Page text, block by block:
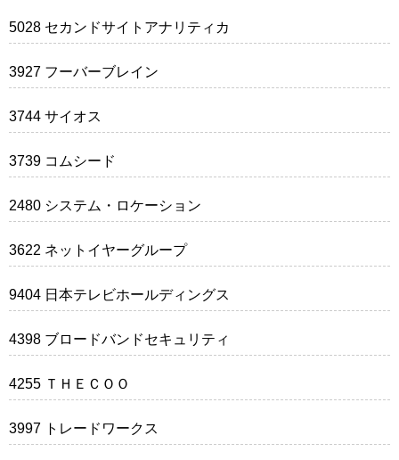
5028 セカンドサイトアナリティカ
3927 フーバーブレイン
3744 サイオス
3739 コムシード
2480 システム・ロケーション
3622 ネットイヤーグループ
9404 日本テレビホールディングス
4398 ブロードバンドセキュリティ
4255 ＴＨＥＣＯＯ
3997 トレードワークス